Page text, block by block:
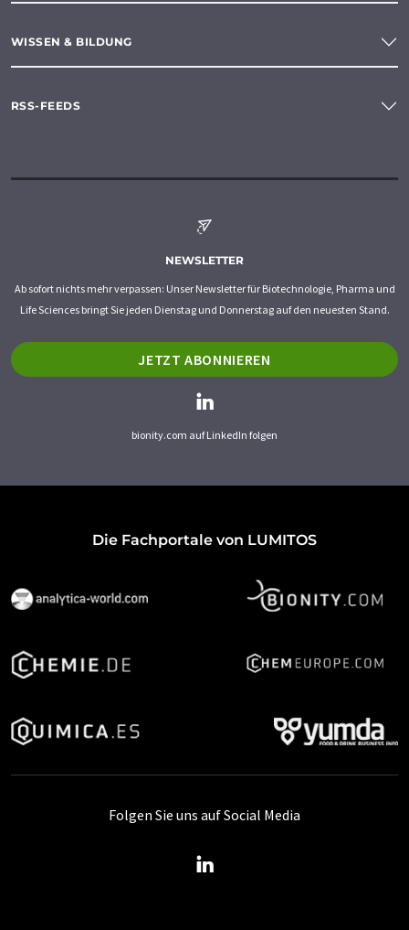
WISSEN & BILDUNG
RSS-FEEDS
NEWSLETTER
Ab sofort nichts mehr verpassen: Unser Newsletter für Biotechnologie, Pharma und
Life Sciences bringt Sie jeden Dienstag und Donnerstag auf den neuesten Stand.
JETZT ABONNIEREN
bionity.com auf LinkedIn folgen
Die Fachportale von LUMITOS
Folgen Sie uns auf Social Media